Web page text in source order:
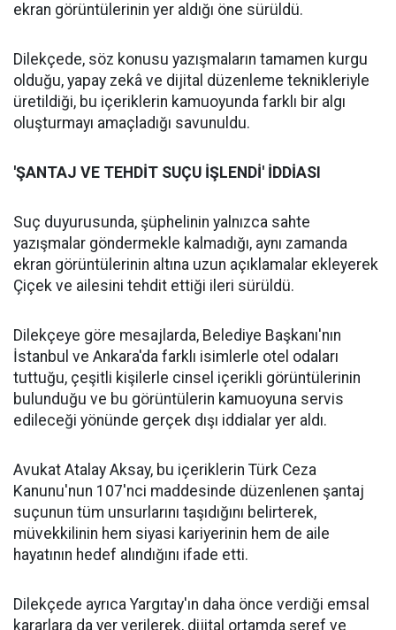
ekran görüntülerinin yer aldığı öne sürüldü.
Dilekçede, söz konusu yazışmaların tamamen kurgu
olduğu, yapay zekâ ve dijital düzenleme teknikleriyle
üretildiği, bu içeriklerin kamuoyunda farklı bir algı
oluşturmayı amaçladığı savunuldu.
'ŞANTAJ VE TEHDİT SUÇU İŞLENDİ' İDDİASI
Suç duyurusunda, şüphelinin yalnızca sahte
yazışmalar göndermekle kalmadığı, aynı zamanda
ekran görüntülerinin altına uzun açıklamalar ekleyerek
Çiçek ve ailesini tehdit ettiği ileri sürüldü.
Dilekçeye göre mesajlarda, Belediye Başkanı'nın
İstanbul ve Ankara'da farklı isimlerle otel odaları
tuttuğu, çeşitli kişilerle cinsel içerikli görüntülerinin
bulunduğu ve bu görüntülerin kamuoyuna servis
edileceği yönünde gerçek dışı iddialar yer aldı.
Avukat Atalay Aksay, bu içeriklerin Türk Ceza
Kanunu'nun 107'nci maddesinde düzenlenen şantaj
suçunun tüm unsurlarını taşıdığını belirterek,
müvekkilinin hem siyasi kariyerinin hem de aile
hayatının hedef alındığını ifade etti.
Dilekçede ayrıca Yargıtay'ın daha önce verdiği emsal
kararlara da yer verilerek, dijital ortamda şeref ve